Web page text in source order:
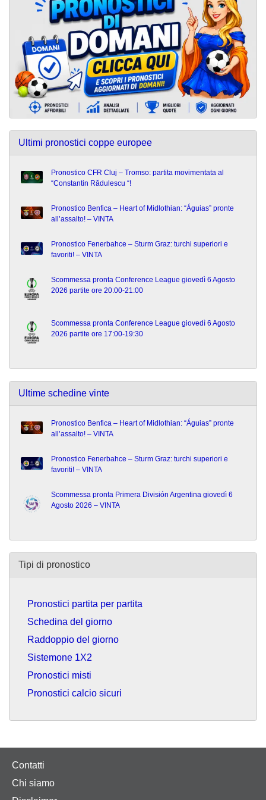
Ultimi pronostici coppe europee
Pronostico CFR Cluj – Tromso: partita movimentata al
“Constantin Rădulescu “!
Pronostico Benfica – Heart of Midlothian: “Águias” pronte
all’assalto! – VINTA
Pronostico Fenerbahce – Sturm Graz: turchi superiori e
favoriti! – VINTA
Scommessa pronta Conference League giovedì 6 Agosto
2026 partite ore 20:00-21:00
Scommessa pronta Conference League giovedì 6 Agosto
2026 partite ore 17:00-19:30
Ultime schedine vinte
Pronostico Benfica – Heart of Midlothian: “Águias” pronte
all’assalto! – VINTA
Pronostico Fenerbahce – Sturm Graz: turchi superiori e
favoriti! – VINTA
Scommessa pronta Primera División Argentina giovedì 6
Agosto 2026 – VINTA
Tipi di pronostico
Pronostici partita per partita
Schedina del giorno
Raddoppio del giorno
Sistemone 1X2
Pronostici misti
Pronostici calcio sicuri
Contatti
Chi siamo